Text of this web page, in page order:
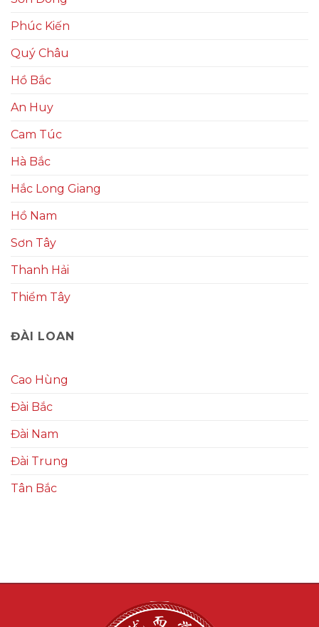
Phúc Kiến
Quý Châu
Hồ Bắc
An Huy
Cam Túc
Hà Bắc
Hắc Long Giang
Hồ Nam
Sơn Tây
Thanh Hải
Thiểm Tây
ĐÀI LOAN
Cao Hùng
Đài Bắc
Đài Nam
Đài Trung
Tân Bắc